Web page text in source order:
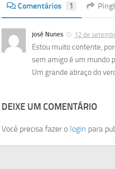
Comentários 1
josé Nunes 12 de
Estou muito contente,
sem amigo é um mundo
Um grande abraço do
DEIXE UM COMENTÁRIO
Você precisa fazer o login para